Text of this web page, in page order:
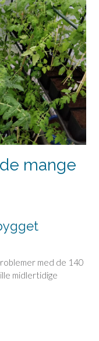
mange
med de 140
midlertidige